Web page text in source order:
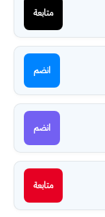
متابعة
انضم
انضم
متابعة